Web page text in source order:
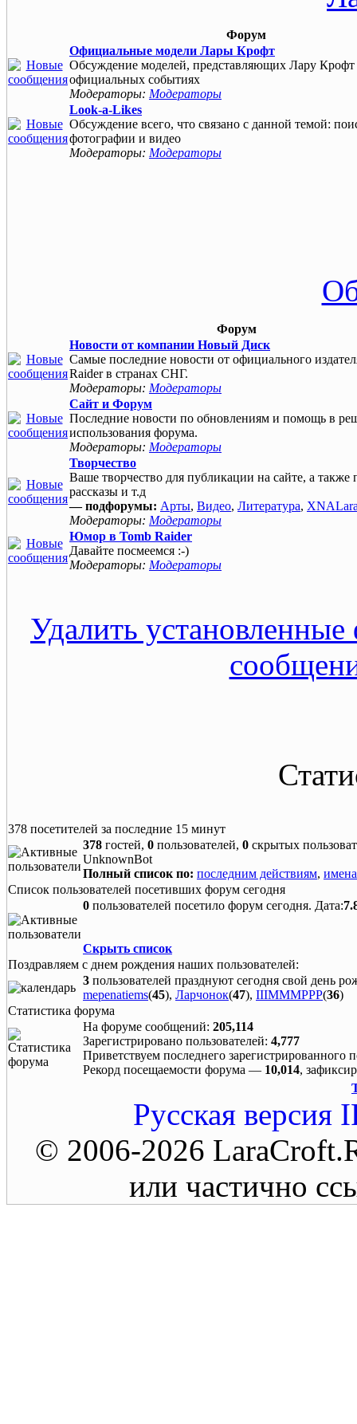
Форум
Официальные модели Лары Крофт
Обсуждение моделей, представляющих Лару Крофт
официальных событиях
Модераторы: Модераторы
Look-a-Likes
Обсуждение всего, что связано с данной темой:
фотографии и видео
Модераторы: Модераторы
Форум
Новости от компании Новый Диск
Самые последние новости от официального
Raider в странах СНГ.
Модераторы: Модераторы
Сайт и Форум
Последние новости по обновлениям и помощь в
использования форума.
Модераторы: Модераторы
Творчество
Ваше творчество для публикации на сайте, а также
рассказы и т.д
— подфорумы: Арты, Видео, Литература,
Модераторы: Модераторы
Юмор в Tomb Raider
Давайте посмеемся :-)
Модераторы: Модераторы
Удалить
378 посетителей за последние 15 минут
378 гостей, 0 пользователей, 0 скрытых
UnknownBot
Полный список по: последним действиям,
Список пользователей посетивших форум сегодня
0 пользователей посетило форум сегодня. Дата:
Скрыть список
Поздравляем с днем рождения наших пользователей:
3 пользователей празднуют сегодня свой день
mepenatiems(45), Ларчонок(47), IIIMMMPPP(36)
Статистика форума
На форуме сообщений: 205,114
Зарегистрировано пользователей: 4,777
Приветствуем последнего зарегистрированного
Рекорд посещаемости форума — 10,014,
Русская версия
© 2006-2026
или частично